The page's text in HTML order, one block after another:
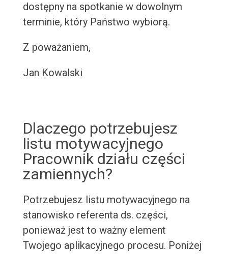
dostępny na spotkanie w dowolnym
terminie, który Państwo wybiorą.
Z poważaniem,
Jan Kowalski
Dlaczego potrzebujesz
listu motywacyjnego
Pracownik działu części
zamiennych?
Potrzebujesz listu motywacyjnego na
stanowisko referenta ds. części,
ponieważ jest to ważny element
Twojego aplikacyjnego procesu. Poniżej